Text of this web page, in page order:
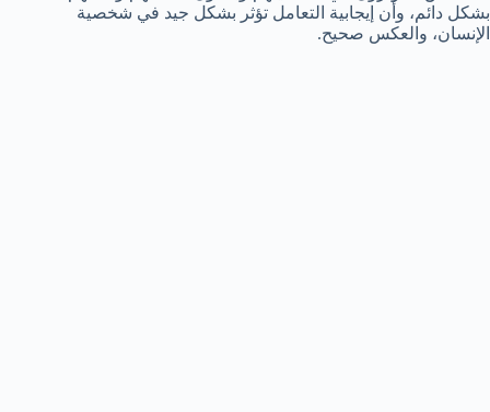
بشكل دائم، وأن إيجابية التعامل تؤثر بشكل جيد في شخصية
الإنسان، والعكس صحيح.